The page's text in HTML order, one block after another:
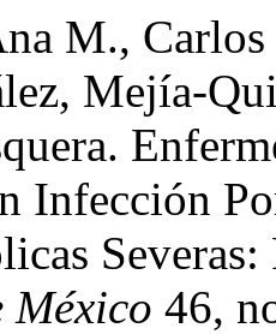
M., Carlos
Mejía-
Infección
México 46,